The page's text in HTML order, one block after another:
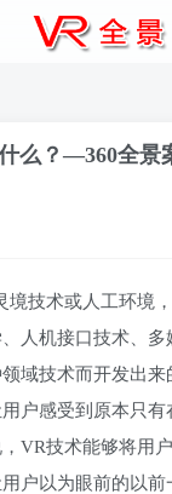
么？—360全景
境技术或人工环境
人机接口技术、多
域技术而开发出
户感受到原本只
VR技术能够将用
户以为眼前的以前